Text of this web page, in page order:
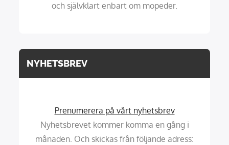
och självklart enbart om mopeder.
NYHETSBREV
Prenumerera på vårt nyhetsbrev
Nyhetsbrevet kommer komma en gång i
månaden. Och skickas från följande adress: